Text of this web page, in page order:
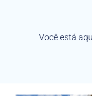
Você está